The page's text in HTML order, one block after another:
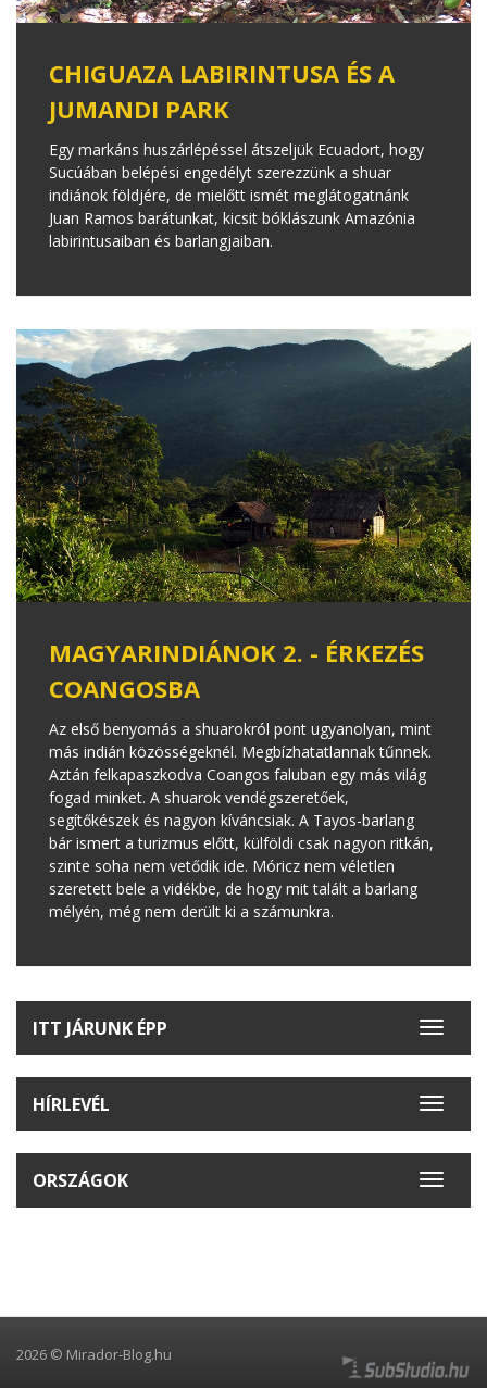
CHIGUAZA LABIRINTUSA ÉS A
JUMANDI PARK
Egy markáns huszárlépéssel átszeljük Ecuadort, hogy
Sucúában belépési engedélyt szerezzünk a shuar
indiánok földjére, de mielőtt ismét meglátogatnánk
Juan Ramos barátunkat, kicsit bóklászunk Amazónia
labirintusaiban és barlangjaiban.
MAGYARINDIÁNOK 2. - ÉRKEZÉS
COANGOSBA
Az első benyomás a shuarokról pont ugyanolyan, mint
más indián közösségeknél. Megbízhatatlannak tűnnek.
Aztán felkapaszkodva Coangos faluban egy más világ
fogad minket. A shuarok vendégszeretőek,
segítőkészek és nagyon kíváncsiak. A Tayos-barlang
bár ismert a turizmus előtt, külföldi csak nagyon ritkán,
szinte soha nem vetődik ide. Móricz nem véletlen
szeretett bele a vidékbe, de hogy mit talált a barlang
mélyén, még nem derült ki a számunkra.
Toggle
ITT JÁRUNK ÉPP
Toggle
HÍRLEVÉL
Toggle
ORSZÁGOK
2026 © Mirador-Blog.hu